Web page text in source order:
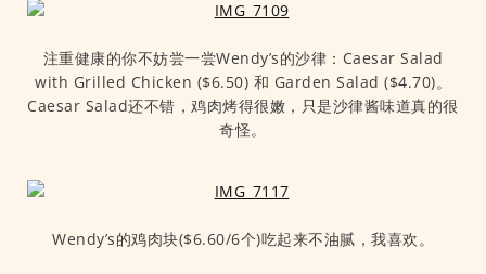
注重健康的你不妨尝一尝Wendy’s的沙律：Caesar Salad
with Grilled Chicken ($6.50) 和 Garden Salad ($4.70)。
Caesar Salad还不错，鸡肉烤得很嫩，只是沙律酱味道真的很
奇怪。
Wendy’s的鸡肉块($6.60/6个)吃起来不油腻，我喜欢。